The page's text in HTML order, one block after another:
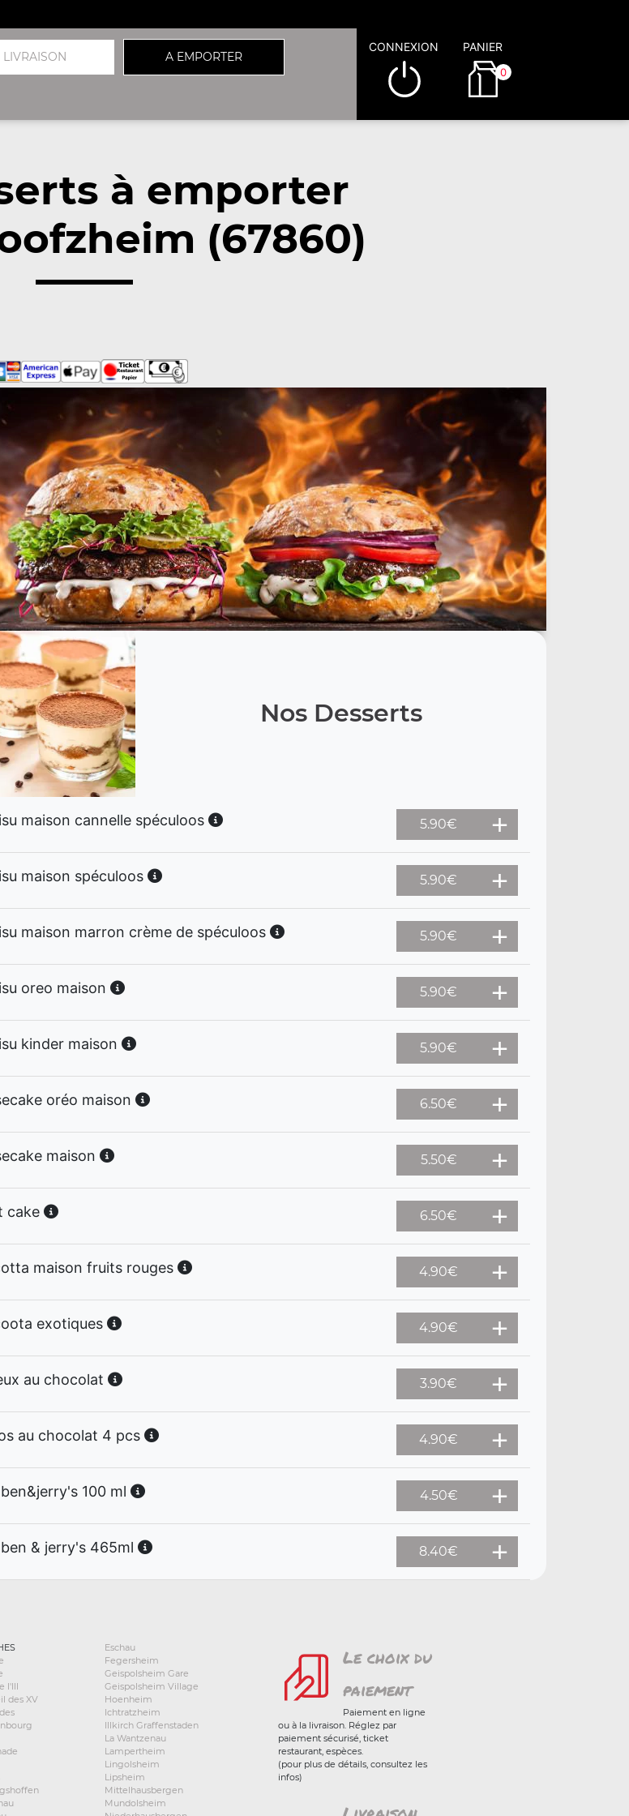
LIVRAISON A EMPORTER
CONNEXION PANIER
0
à emporter
(67860)
Nos Desserts
maison cannelle spéculoos 5.90€
maison spéculoos 5.90€
maison marron crème de spéculoos 5.90€
oreo maison 5.90€
kinder maison 5.90€
oréo maison 6.50€
maison 5.50€
cake 6.50€
maison fruits rouges 4.90€
exotiques 4.90€
au chocolat 3.90€
au chocolat 4 pcs 4.90€
100 ml 4.50€
& jerry's 465ml 8.40€
l'Ill
des XV
Eschau
Fegersheim
Geispolsheim Gare
Geispolsheim Village
Hoenheim
Ichtratzheim
Illkirch Graffenstaden
La Wantzenau
Lampertheim
Lingolsheim
Lipsheim
Mittelhausbergen
Mundolsheim
Le choix du
paiement
Paiement en ligne
ou à la livraison. Réglez par
paiement sécurisé, ticket
restaurant, espèces.
(pour plus de détails, consultez les
infos)